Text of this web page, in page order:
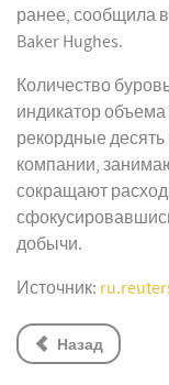
ранее, сообщила
Baker Hughes.
Количество
индикатор
рекордные
компании,
сокращают
добычи.
Источник:
Назад